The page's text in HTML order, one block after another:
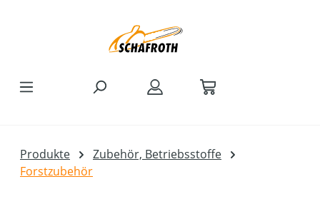
Produkte
Zubehör, Betriebsstoffe
Forstzubehör